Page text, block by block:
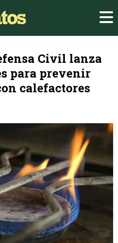
Civil lanza
para prevenir
calefactores